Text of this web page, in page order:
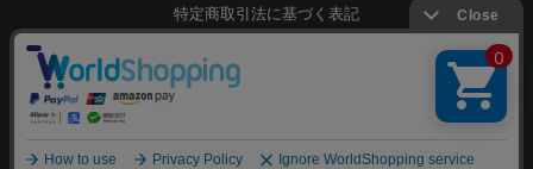
特定商取引法に基づく表記
ご利用規約
Copyright © YOKOHAMA DeNA BAYSTARS All Rights Reserved.